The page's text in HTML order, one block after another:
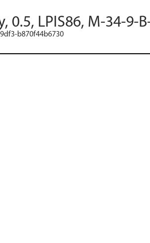
0.5, LPIS86, M-34-9-
b870f44b6730